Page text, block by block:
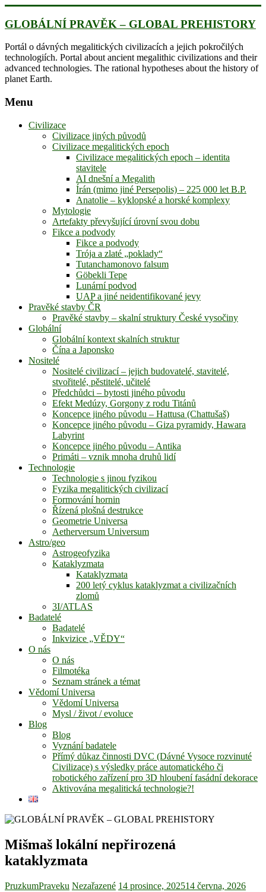
to
content
GLOBÁLNÍ PRAVĚK – GLOBAL PREHISTORY
Portál o dávných megalitických civilizacích a jejich pokročilých
technologiích. Portal about ancient megalithic civilizations and their
advanced technologies. The rational hypotheses about the history of
planet Earth.
Menu
Civilizace
Civilizace jiných původů
Civilizace megalitických epoch
Civilizace megalitických epoch – identita
stavitele
AI dnešní a Megalith
Írán (mimo jiné Persepolis) – 225 000 let B.P.
Anatolie – kyklopské a horské komplexy
Mytologie
Artefakty převyšující úrovní svou dobu
Fikce a podvody
Fikce a podvody
Trója a zlaté „poklady“
Tutanchamonovo falsum
Göbekli Tepe
Lunární podvod
UAP a jiné neidentifikované jevy
Pravěké stavby ČR
Pravěké stavby – skalní struktury České vysočiny
Globální
Globální kontext skalních struktur
Čína a Japonsko
Nositelé
Nositelé civilizací – jejich budovatelé, stavitelé,
stvořitelé, pěstitelé, učitelé
Předchůdci – bytosti jiného původu
Efekt Medúzy, Gorgony z rodu Titánů
Koncepce jiného původu – Hattusa (Chattušaš)
Koncepce jiného původu – Giza pyramidy, Hawara
Labyrint
Koncepce jiného původu – Antika
Primáti – vznik mnoha druhů lidí
Technologie
Technologie s jinou fyzikou
Fyzika megalitických civilizací
Formování hornin
Řízená plošná destrukce
Geometrie Universa
Aetherversum Universum
Astro/geo
Astrogeofyzika
Kataklyzmata
Kataklyzmata
200 letý cyklus kataklyzmat a civilizačních
zlomů
3I/ATLAS
Badatelé
Badatelé
Inkvizice „VĚDY“
O nás
O nás
Filmotéka
Seznam stránek a témat
Vědomí Universa
Vědomí Universa
Mysl / život / evoluce
Blog
Blog
Vyznání badatele
Přímý důkaz činnosti DVC (Dávné Vysoce rozvinuté
Civilizace) s výsledky práce automatického či
robotického zařízení pro 3D hloubení fasádní dekorace
Aktivována megalitická technologie?!
Mišmaš lokální nepřirozená
kataklyzmata
PruzkumPraveku Nezařazené 14 prosince, 202514 června, 2026